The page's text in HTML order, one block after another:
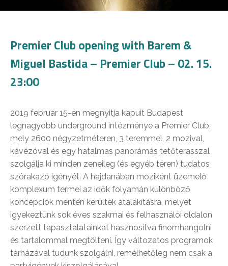
Premier Club opening with Barem &
Miguel Bastida – Premier Club – 02. 15.
23:00
2019 február 15-én megnyitja kapuit Budapest
legnagyobb underground intézménye a Premier Club,
mely 2600 négyzetméteren, 3 teremmel, 2 mozival,
kávézóval és egy hatalmas panorámás tetőterasszal
szolgálja ki minden zeneileg (és egyéb téren) tudatos
szórakazó igényét. A hajdanában moziként üzemelő
komplexum termei az idők folyamán különböző
koncepciók mentén kerültek átalakításra, melyet
igyekeztünk sok éves szakmai és felhasználói oldalon
szerzett tapasztalatainkat hasznosítva finomhangolni
és tartalommal megtölteni. Így változatos programok
tárházával tudunk szolgálni, remélhetőleg nem csak a